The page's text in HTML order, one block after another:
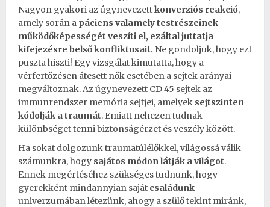
Nagyon gyakori az úgynevezettkonverziós reakció,
amely során a páciens valamely testrészeinek
működőképességét veszíti el, ezáltal juttatja
kifejezésre belsőkonfliktusait. Ne gondoljuk, hogy ezt
puszta hiszti! Egy vizsgálat kimutatta, hogy a
vérfertőzésen átesett nők esetében a sejtek arányai
megváltoznak. Az úgynevezett CD 45 sejtek az
immunrendszer memória sejtjei, amelyek sejtszinten
kódolják atraumát. Emiatt nehezen tudnak
különbséget tenni biztonságérzet és veszély között.
Ha sokat dolgozunk traumatúlélőkkel, világossá válik
számunkra, hogy sajátos módon látják a világot.
Ennek megértéséhez szükséges tudnunk, hogy
gyerekként mindannyian saját családunk
univerzumában létezünk, ahogy a szülő tekint miránk,